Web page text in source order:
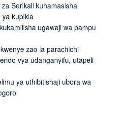
Serikali kuhamasisha
ya kupikia
ugawaji wa pampu
zao la parachichi
vya udanganyifu, utapeli
ya uthibitishaji ubora wa